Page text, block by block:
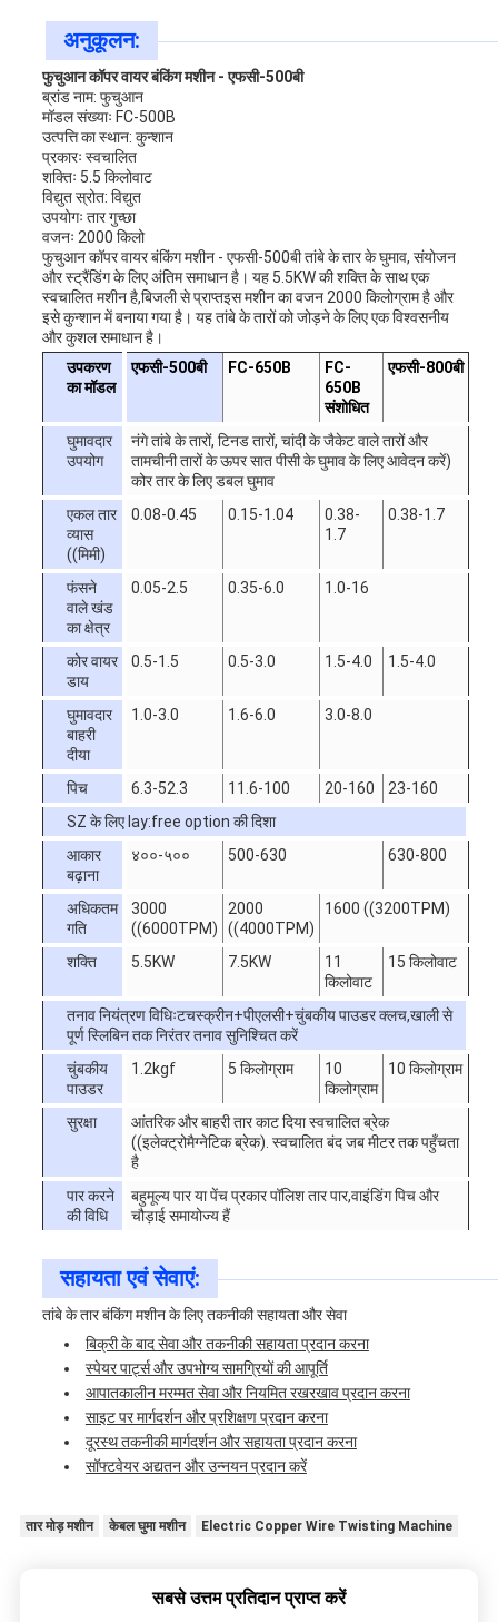
अनुकूलन:
फुचुआन कॉपर वायर बंकिंग मशीन - एफसी-500बी
ब्रांड नाम: फुचुआन
मॉडल संख्याः FC-500B
उत्पत्ति का स्थान: कुन्शान
प्रकारः स्वचालित
शक्तिः 5.5 किलोवाट
विद्युत स्रोत: विद्युत
उपयोगः तार गुच्छा
वजनः 2000 किलो
फुचुआन कॉपर वायर बंकिंग मशीन - एफसी-500बी तांबे के तार के घुमाव, संयोजन
और स्ट्रैंडिंग के लिए अंतिम समाधान है। यह 5.5KW की शक्ति के साथ एक
स्वचालित मशीन है,बिजली से प्राप्तइस मशीन का वजन 2000 किलोग्राम है और
इसे कुन्शान में बनाया गया है। यह तांबे के तारों को जोड़ने के लिए एक विश्वसनीय
और कुशल समाधान है।
उपकरण
का मॉडल
एफसी-500बी FC-650B
FC-
650B
संशोधित
एफसी-800बी
घुमावदार
उपयोग
नंगे तांबे के तारों, टिनड तारों, चांदी के जैकेट वाले तारों और
तामचीनी तारों के ऊपर सात पीसी के घुमाव के लिए आवेदन करें)
कोर तार के लिए डबल घुमाव
एकल तार
व्यास
((मिमी)
0.08-0.45 0.15-1.04
0.38-
1.7
0.38-1.7
फंसने
वाले खंड
का क्षेत्र
0.05-2.5 0.35-6.0 1.0-16
कोर वायर
डाय
0.5-1.5 0.5-3.0 1.5-4.0 1.5-4.0
घुमावदार
बाहरी
दीया
1.0-3.0 1.6-6.0 3.0-8.0
पिच 6.3-52.3 11.6-100 20-160
23-160
SZ के लिए lay:free option की दिशा
आकार
बढ़ाना
४००-५०० 500-630 630-800
अधिकतम
गति
3000
((6000TPM)
2000
((4000TPM)
1600 ((3200TPM)
शक्ति 5.5KW 7.5KW
11
किलोवाट
15 किलोवाट
तनाव नियंत्रण विधिःटचस्क्रीन+पीएलसी+चुंबकीय पाउडर क्लच,खाली से
पूर्ण स्लिबिन तक निरंतर तनाव सुनिश्चित करें
चुंबकीय
पाउडर
1.2kgf 5 किलोग्राम
10
किलोग्राम
10 किलोग्राम
सुरक्षा
आंतरिक और बाहरी तार काट दिया स्वचालित ब्रेक
((इलेक्ट्रोमैग्नेटिक ब्रेक). स्वचालित बंद जब मीटर तक पहुँचता
है
पार करने
की विधि
बहुमूल्य पार या पेंच प्रकार पॉलिश तार पार,वाइंडिंग पिच और
चौड़ाई समायोज्य हैं
सहायता एवं सेवाएं:
तांबे के तार बंकिंग मशीन के लिए तकनीकी सहायता और सेवा
बिक्री के बाद सेवा और तकनीकी सहायता प्रदान करना
स्पेयर पार्ट्स और उपभोग्य सामग्रियों की आपूर्ति
आपातकालीन मरम्मत सेवा और नियमित रखरखाव प्रदान करना
साइट पर मार्गदर्शन और प्रशिक्षण प्रदान करना
दूरस्थ तकनीकी मार्गदर्शन और सहायता प्रदान करना
सॉफ्टवेयर अद्यतन और उन्नयन प्रदान करें
तार मोड़ मशीन केबल घुमा मशीन Electric Copper Wire Twisting Machine
सबसे उत्तम प्रतिदान प्राप्त करें